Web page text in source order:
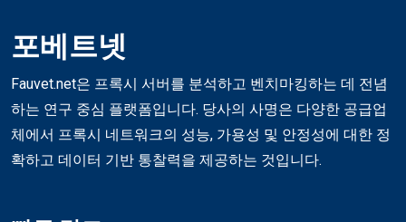
포베트넷
Fauvet.net은 프록시 서버를 분석하고 벤치마킹하는 데 전념
하는 연구 중심 플랫폼입니다. 당사의 사명은 다양한 공급업
체에서 프록시 네트워크의 성능, 가용성 및 안정성에 대한 정
확하고 데이터 기반 통찰력을 제공하는 것입니다.